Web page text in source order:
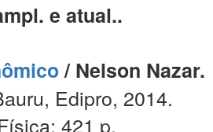
e atual..
/ Nelson Nazar.
Edipro, 2014.
421 p.